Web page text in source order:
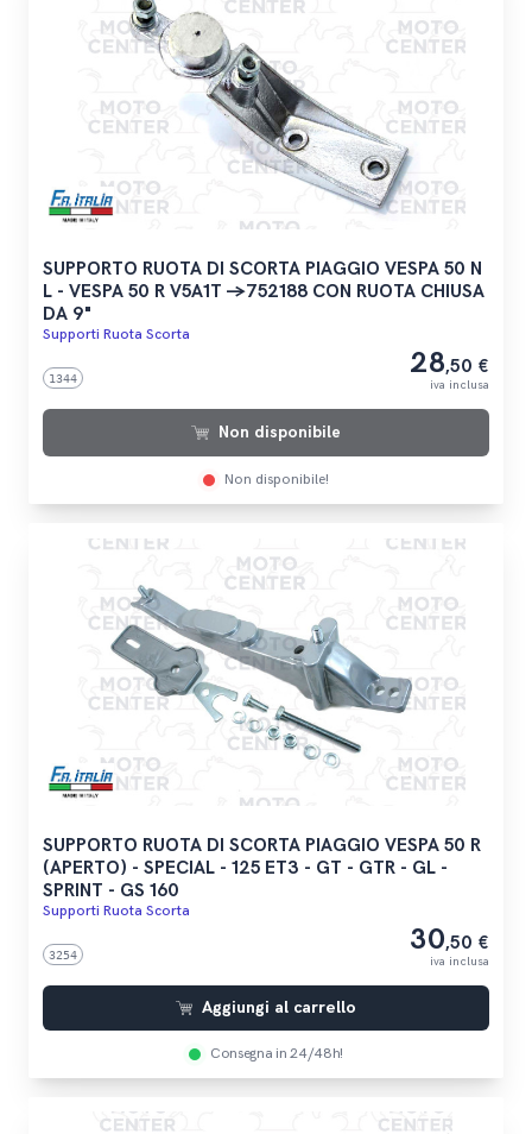
SUPPORTO RUOTA DI SCORTA PIAGGIO VESPA 50 N
L - VESPA 50 R V5A1T ->752188 CON RUOTA CHIUSA
DA 9"
Supporti Ruota Scorta
1344 28,50 €
iva inclusa
Non disponibile
Non disponibile!
SUPPORTO RUOTA DI SCORTA PIAGGIO VESPA 50 R
(APERTO) - SPECIAL - 125 ET3 - GT - GTR - GL -
SPRINT - GS 160
Supporti Ruota Scorta
3254 30,50 €
iva inclusa
Aggiungi al carrello
Consegna in 24/48h!